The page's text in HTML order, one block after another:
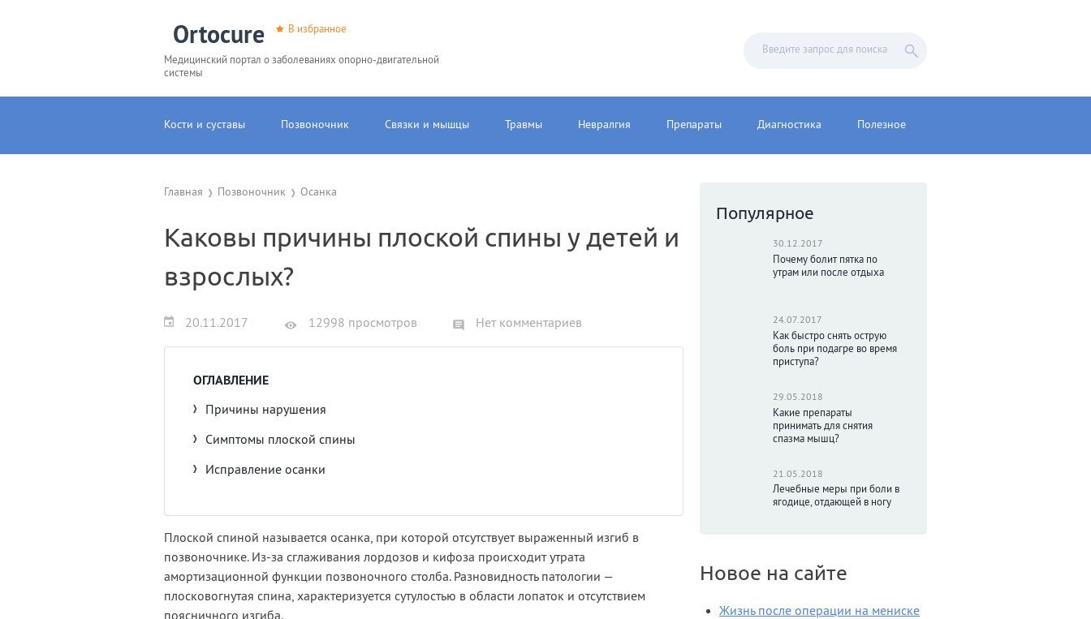
Ortocure В избранное
Медицинский портал о заболеваниях опорно-двигательной
системы
Кости и суставы Позвоночник Связки и мышцы Травмы Невралгия Препараты Диагностика Полезное
Главная Позвоночник Осанка
Каковы причины плоской спины у детей и
взрослых?
20.11.2017 12998 просмотров Нет комментариев
ОГЛАВЛЕНИЕ
Причины нарушения
Симптомы плоской спины
Исправление осанки
Плоской спиной называется осанка, при которой отсутствует выраженный изгиб в
позвоночнике. Из-за сглаживания лордозов и кифоза происходит утрата
амортизационной функции позвоночного столба. Разновидность патологии —
плосковогнутая спина, характеризуется сутулостью в области лопаток и отсутствием
Популярное
30.12.2017
Почему болит пятка по
утрам или после отдыха
24.07.2017
Как быстро снять острую
боль при подагре во время
приступа?
29.05.2018
Какие препараты
принимать для снятия
спазма мышц?
21.05.2018
Лечебные меры при боли в
ягодице, отдающей в ногу
Новое на сайте
Жизнь после операции на мениске